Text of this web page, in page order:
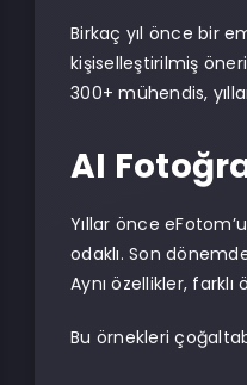
Birkaç yıl önce bir
kişiselleştirilmiş
300+ mühendis,
AI
Yıllar önce
odaklı. Son
Aynı özellikler, farklı
Bu örnekleri